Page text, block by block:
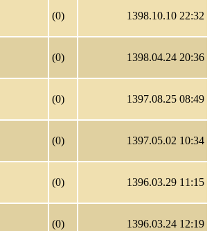
(0) 1398.10.10 22:32
(0) 1398.04.24 20:36
(0) 1397.08.25 08:49
(0) 1397.05.02 10:34
(0) 1396.03.29 11:15
(0) 1396.03.24 12:19